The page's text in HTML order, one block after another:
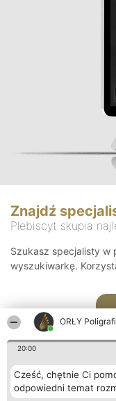
ORŁY
20:00
Cześć, chętnie Ci
odpowiedni temat
Znajdź
Plebiscyt skupia
Szukasz specjalisty w
wyszukiwarkę.